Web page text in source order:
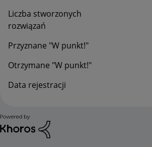
Liczba stworzonych
rozwiązań
Przyznane "W punkt!"
Otrzymane "W punkt!"
Data rejestracji